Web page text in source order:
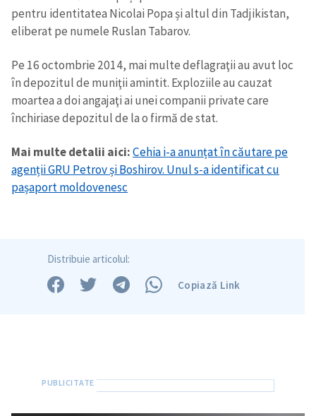
in English
на русском
pentru identitatea Nicolai Popa și altul din Tadjikistan,
eliberat pe numele Ruslan Tabarov.
Pe 16 octombrie 2014, mai multe deflagraţii au avut loc
în depozitul de muniţii amintit. Exploziile au cauzat
moartea a doi angajaţi ai unei companii private care
închiriase depozitul de la o firmă de stat.
Mai multe detalii aici:Cehia i-a anunțat în căutare pe
agenții GRU Petrov și Boshirov. Unul s-a identificat cu
pașaport moldovenesc
Distribuie articolul:
Copiază Link